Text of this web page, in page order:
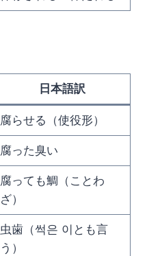
日本語訳
腐らせる（使役形）
腐った臭い
腐っても鯛（ことわ
ざ）
虫歯（썩은 이とも言
う）